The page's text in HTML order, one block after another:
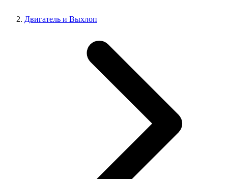
Двигатель и Выхлоп